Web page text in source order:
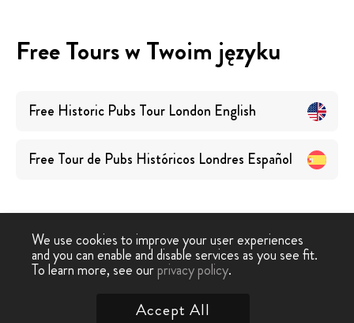
Free Tours w Twoim języku
Free Historic Pubs Tour London English
Free Tour de Pubs Históricos Londres Español
Free
Tour - Free Tour
Londyn › Free Tour Historyczne puby
Londyn
We use cookies to improve your user experiences
and you can enable and disable services as you see fit.
To learn more, see ourprivacy policy.
Accept All